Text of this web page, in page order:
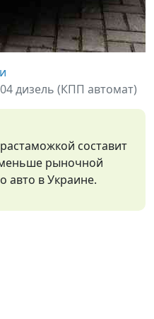
дизель (КПП автомат)
составит
рыночной
авто в Украине.